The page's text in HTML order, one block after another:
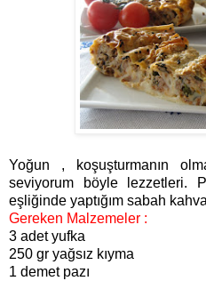
Yoğun , koşuşturmanın
seviyorum böyle lezzetleri.
eşliğinde yaptığım sabah
Gereken Malzemeler :
3 adet yufka
250 gr yağsız kıyma
1 demet pazı